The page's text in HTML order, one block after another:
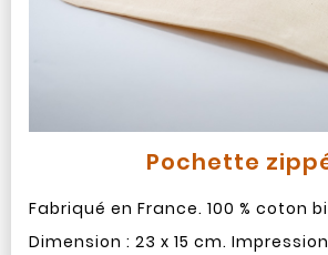
Pochette
Fabriqué en France. 100 % coton
Dimension : 23 x 15 cm.